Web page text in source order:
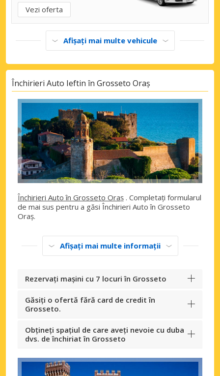
Vezi oferta
Afișați mai multe vehicule
Închirieri Auto Ieftin în Grosseto Oraș
Închirieri Auto în Grosseto Oraș . Completați formularul
de mai sus pentru a găsi Închirieri Auto în Grosseto
Oraș.
Afișați mai multe informații
Rezervați mașini cu 7 locuri în Grosseto
Găsiți o ofertă fără card de credit în
Grosseto.
Obțineți spațiul de care aveți nevoie cu duba
dvs. de închiriat în Grosseto